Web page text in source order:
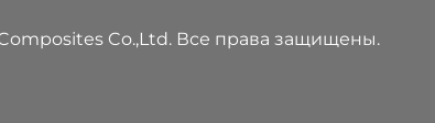
Co.,Ltd. Все права защищены.